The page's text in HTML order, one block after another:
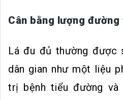
Cân bằng lượng
Lá đu đủ thường được
dân gian như một liệu
trị bệnh tiểu đường